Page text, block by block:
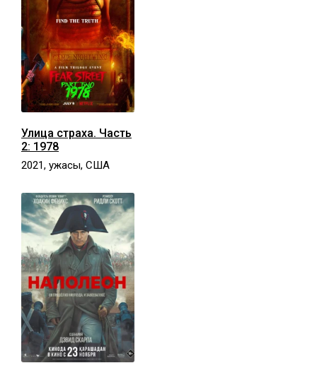
Улица страха. Часть
2: 1978
2021, ужасы, США